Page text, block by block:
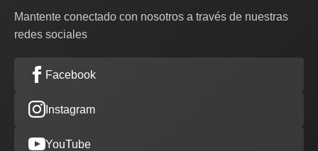
Mantente conectado con nosotros a través de nuestras
redes sociales
Facebook
Instagram
YouTube